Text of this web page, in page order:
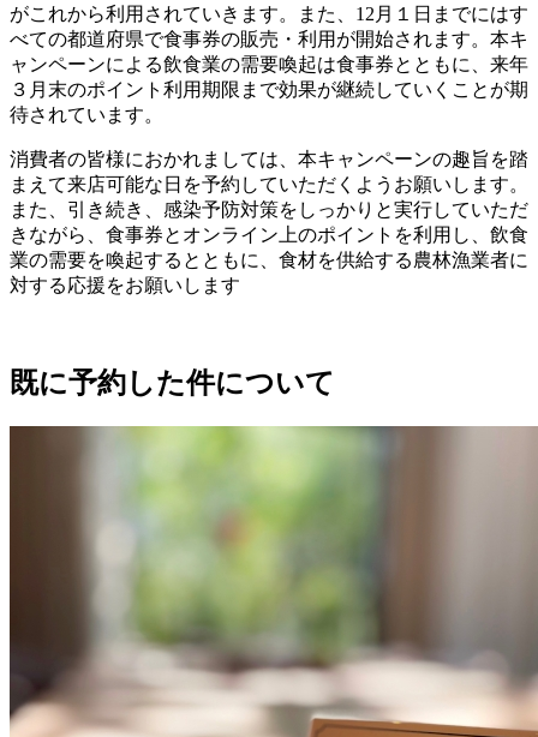
がこれから利用されていきます。また、12月１日までにはす
べての都道府県で食事券の販売・利用が開始されます。本キ
ャンペーンによる飲食業の需要喚起は食事券とともに、来年
３月末のポイント利用期限まで効果が継続していくことが期
待されています。
消費者の皆様におかれましては、本キャンペーンの趣旨を踏
まえて来店可能な日を予約していただくようお願いします。
また、引き続き、感染予防対策をしっかりと実行していただ
きながら、食事券とオンライン上のポイントを利用し、飲食
業の需要を喚起するとともに、食材を供給する農林漁業者に
対する応援をお願いします
既に予約した件について